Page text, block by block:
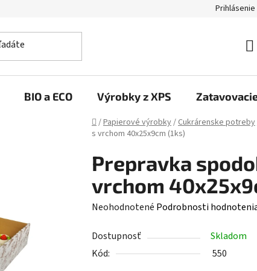
Prihlásenie
BIO a ECO Výrobky z XPS
Domov
/Papierové výrobky/Cukrárenske potreby
s vrchom 40x25x9cm (1ks)
Prepravka
vrchom
Priemerné
produktu
je
Neohodnotené Podrobnosti
Dostupnosť
Skladom
Kód:
550